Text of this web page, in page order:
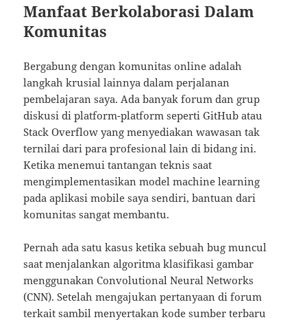
Manfaat Berkolaborasi Dalam
Komunitas
Bergabung dengan komunitas online adalah
langkah krusial lainnya dalam perjalanan
pembelajaran saya. Ada banyak forum dan grup
diskusi di platform-platform seperti GitHub atau
Stack Overflow yang menyediakan wawasan tak
ternilai dari para profesional lain di bidang ini.
Ketika menemui tantangan teknis saat
mengimplementasikan model machine learning
pada aplikasi mobile saya sendiri, bantuan dari
komunitas sangat membantu.
Pernah ada satu kasus ketika sebuah bug muncul
saat menjalankan algoritma klasifikasi gambar
menggunakan Convolutional Neural Networks
(CNN). Setelah mengajukan pertanyaan di forum
terkait sambil menyertakan kode sumber terbaru